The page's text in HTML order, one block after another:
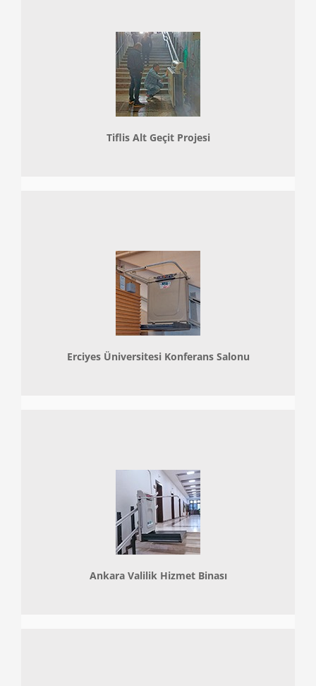
Tiflis Alt Geçit Projesi
Erciyes Üniversitesi Konferans Salonu
Ankara Valilik Hizmet Binası